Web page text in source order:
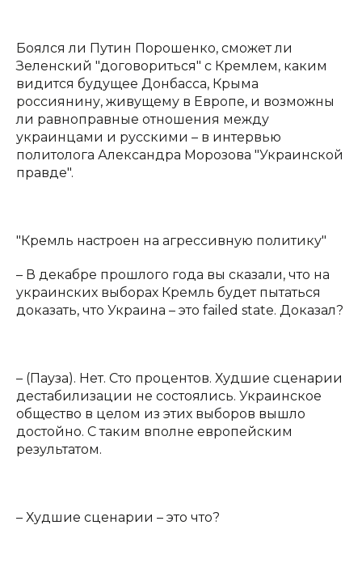
Боялся ли Путин Порошенко, сможет ли
Зеленский "договориться" с Кремлем, каким
видится будущее Донбасса, Крыма
россиянину, живущему в Европе, и возможны
ли равноправные отношения между
украинцами и русскими – в интервью
политолога Александра Морозова "Украинской
правде".
"Кремль настроен на агрессивную политику"
– В декабре прошлого года вы сказали, что на
украинских выборах Кремль будет пытаться
доказать, что Украина – это failed state. Доказал?
– (Пауза). Нет. Сто процентов. Худшие сценарии
дестабилизации не состоялись. Украинское
общество в целом из этих выборов вышло
достойно. С таким вполне европейским
результатом.
– Худшие сценарии – это что?